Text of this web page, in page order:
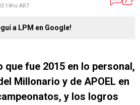
ART
a LPM en Google!
que fue 2015 en lo personal,
Millonario y de APOEL en
y los logros